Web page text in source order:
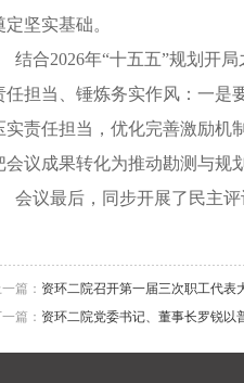
定坚实基础。
结合2026年“十五五”规划开
任担当、锤炼务实作风：一是
实责任担当，优化完善激励机
会议成果转化为推动勘测与规
会议最后，同步开展了民主
篇： 资环二院召开第一届三次职工代表
篇： 资环二院党委书记、董事长罗锐以